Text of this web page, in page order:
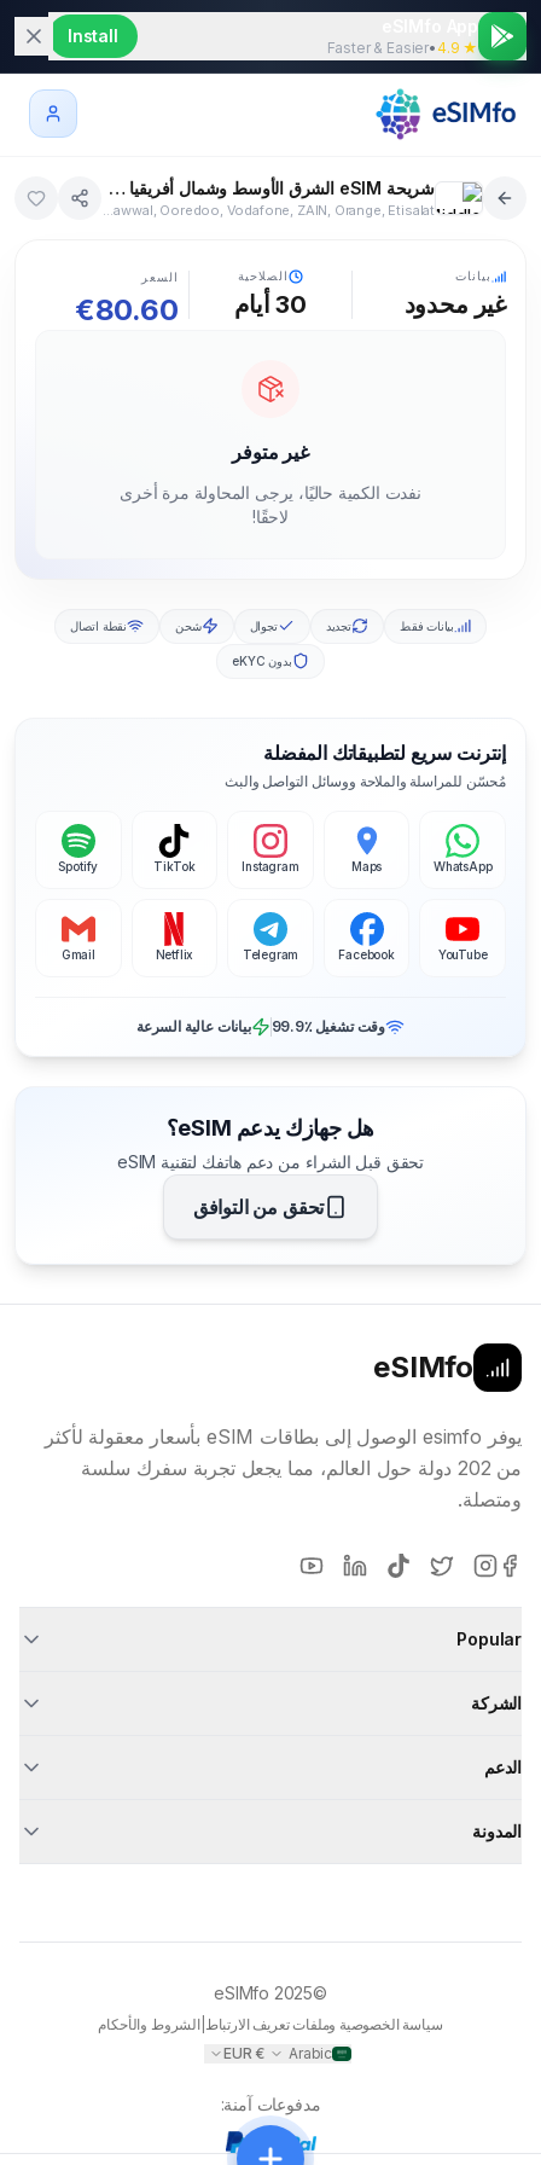
★ 4.9
•
Faster & Easier
Install
شريحة eSIM الشرق الأوسط وشمال أفريقيا eSIM غير محدود 30 أيام
Batelco, Orange, Korek, Zain, HotMobile, Pelephone, Orange, Zain, Zain, Meditel, Omantel, Jawwal, Ooredoo, Vodafone, ZAIN, Orange, Etisalat
بيانات
غير محدود
الصلاحية
30 أيام
السعر
€80.60
غير متوفر
نفدت الكمية حاليًا، يرجى المحاولة مرة أخرى
لاحقًا!
بيانات فقط تجديد تجوال شحن نقطة اتصال
بدون eKYC
إنترنت سريع لتطبيقاتك المفضلة
مُحسّن للمراسلة والملاحة ووسائل التواصل والبث
WhatsApp
Maps
Instagram
TikTok
Spotify
YouTube
Facebook
Telegram
Netflix
Gmail
وقت تشغيل ‎99.9٪ بيانات عالية السرعة
هل جهازك يدعم eSIM؟
تحقق قبل الشراء من دعم هاتفك لتقنية eSIM
تحقق من التوافق
eSIMfo
يوفر esimfo الوصول إلى بطاقات eSIM بأسعار معقولة لأكثر
من 202 دولة حول العالم، مما يجعل تجربة سفرك سلسة
ومتصلة.
Popular
الشركة
الدعم
المدونة
©2025
eSIMfo
سياسة الخصوصية وملفات تعريف الارتباط |الشروط والأحكام
Arabic
€
EUR
مدفوعات آمنة: